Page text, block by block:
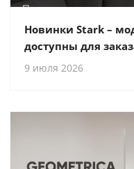
Новинки Stark –
доступны для
9 июля 2026